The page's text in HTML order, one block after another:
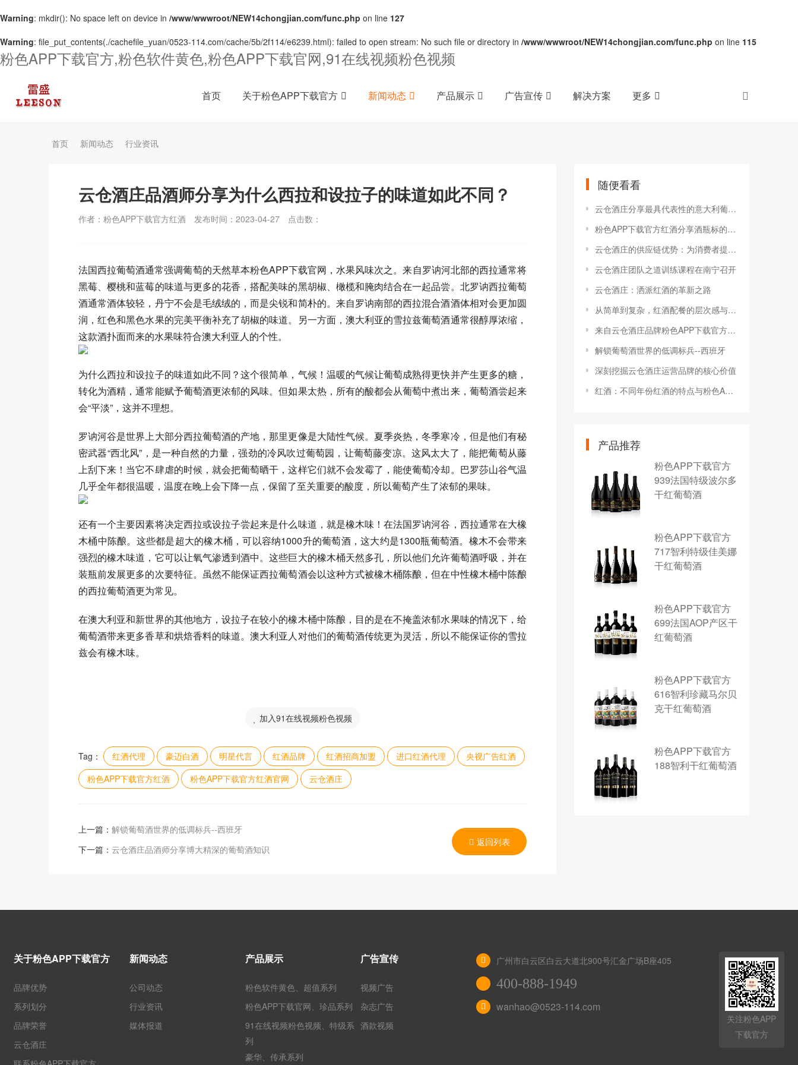
Warning: mkdir(): No space left on device in /www/wwwroot/NEW14chongjian.com/func.php on line 127
Warning: file_put_contents(./cachefile_yuan/0523-114.com/cache/5b/2f114/e6239.html): failed to open stream: No such file or directory in /www/wwwroot/NEW14chongjian.com/func.php on line 115
粉色APP下载官方,粉色软件黄色,粉色APP下载官网,91在线视频粉色视频
首页 关于粉色APP下载官方 新闻动态 产品展示 广告宣传 解决方案 更多
首页 新闻动态 行业资讯
云仓酒庄品酒师分享为什么西拉和设拉子的味道如此不同？
作者：粉色APP下载官方红酒 发布时间：2023-04-27 点击数：
法国西拉葡萄酒通常强调葡萄的天然草本粉色APP下载官网，水果风味次之。来自罗讷河北部的西拉通常将
黑莓、樱桃和蓝莓的味道与更多的花香，搭配美味的黑胡椒、橄榄和腌肉结合在一起品尝。北罗讷西拉葡萄
酒通常酒体较轻，丹宁不会是毛绒绒的，而是尖锐和简朴的。来自罗讷南部的西拉混合酒酒体相对会更加圆
润，红色和黑色水果的完美平衡补充了胡椒的味道。另一方面，澳大利亚的雪拉兹葡萄酒通常很醇厚浓缩，
这款酒扑面而来的水果味符合澳大利亚人的个性。
为什么西拉和设拉子的味道如此不同？这个很简单，气候！温暖的气候让葡萄成熟得更快并产生更多的糖，
转化为酒精，通常能赋予葡萄酒更浓郁的风味。但如果太热，所有的酸都会从葡萄中煮出来，葡萄酒尝起来
会“平淡”，这并不理想。
罗讷河谷是世界上大部分西拉葡萄酒的产地，那里更像是大陆性气候。夏季炎热，冬季寒冷，但是他们有秘
密武器“西北风”，是一种自然的力量，强劲的冷风吹过葡萄园，让葡萄藤变凉。这风太大了，能把葡萄从藤
上刮下来！当它不肆虐的时候，就会把葡萄晒干，这样它们就不会发霉了，能使葡萄冷却。巴罗莎山谷气温
几乎全年都很温暖，温度在晚上会下降一点，保留了至关重要的酸度，所以葡萄产生了浓郁的果味。
还有一个主要因素将决定西拉或设拉子尝起来是什么味道，就是橡木味！在法国罗讷河谷，西拉通常在大橡
木桶中陈酿。这些都是超大的橡木桶，可以容纳1000升的葡萄酒，这大约是1300瓶葡萄酒。橡木不会带来
强烈的橡木味道，它可以让氧气渗透到酒中。这些巨大的橡木桶天然多孔，所以他们允许葡萄酒呼吸，并在
装瓶前发展更多的次要特征。虽然不能保证西拉葡萄酒会以这种方式被橡木桶陈酿，但在中性橡木桶中陈酿
的西拉葡萄酒更为常见。
在澳大利亚和新世界的其他地方，设拉子在较小的橡木桶中陈酿，目的是在不掩盖浓郁水果味的情况下，给
葡萄酒带来更多香草和烘焙香料的味道。澳大利亚人对他们的葡萄酒传统更为灵活，所以不能保证你的雪拉
兹会有橡木味。
加入91在线视频粉色视频
Tag： 红酒代理 豪迈白酒 明星代言 红酒品牌 红酒招商加盟 进口红酒代理
央视广告红酒
粉色APP下载官方红酒
粉色APP下载官方红酒官网 云仓酒庄
上一篇： 解锁葡萄酒世界的低调标兵--西班牙
下一篇： 云仓酒庄品酒师分享博大精深的葡萄酒知识
返回列表
随便看看
云仓酒庄分享最具代表性的意大利葡萄酒之一：阿马罗内
粉色APP下载官方红酒分享酒瓶标的计量单位ml和cl的区别
云仓酒庄的供应链优势：为消费者提供卓越体验
云仓酒庄团队之道训练课程在南宁召开
云仓酒庄：洒派红酒的革新之路
从简单到复杂，红酒配餐的层次感与变化
来自云仓酒庄品牌粉色APP下载官方红酒分享为什么高海拔的酒价格更高？
解锁葡萄酒世界的低调标兵--西班牙
深刻挖掘云仓酒庄运营品牌的核心价值
红酒：不同年份红酒的特点与粉色APP下载官网差异分析
产品推荐
粉色APP下载官方
939法国特级波尔多
干红葡萄酒
粉色APP下载官方
717智利特级佳美娜
干红葡萄酒
粉色APP下载官方
699法国AOP产区干
红葡萄酒
粉色APP下载官方
616智利珍藏马尔贝
克干红葡萄酒
粉色APP下载官方
188智利干红葡萄酒
关于粉色APP下载官方
品牌优势
系列划分
品牌荣誉
云仓酒庄
新闻动态
公司动态
行业资讯
媒体报道
产品展示
粉色软件黄色、超值系列
粉色APP下载官网、珍品系列
91在线视频粉色视频、特级系
列
豪华、传承系列
广告宣传
视频广告
杂志广告
酒款视频
广州市白云区白云大道北900号汇金广场B座405
400-888-1949
wanhao@0523-114.com
关注粉色APP
下载官方